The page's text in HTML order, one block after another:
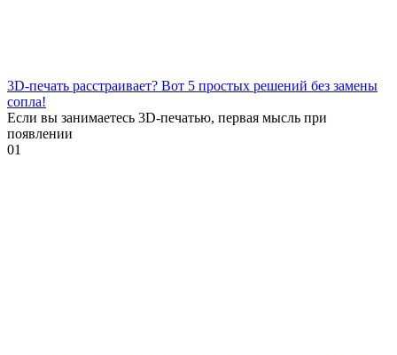
3D-печать расстраивает? Вот 5 простых решений без замены
сопла!
Если вы занимаетесь 3D-печатью, первая мысль при
появлении
01